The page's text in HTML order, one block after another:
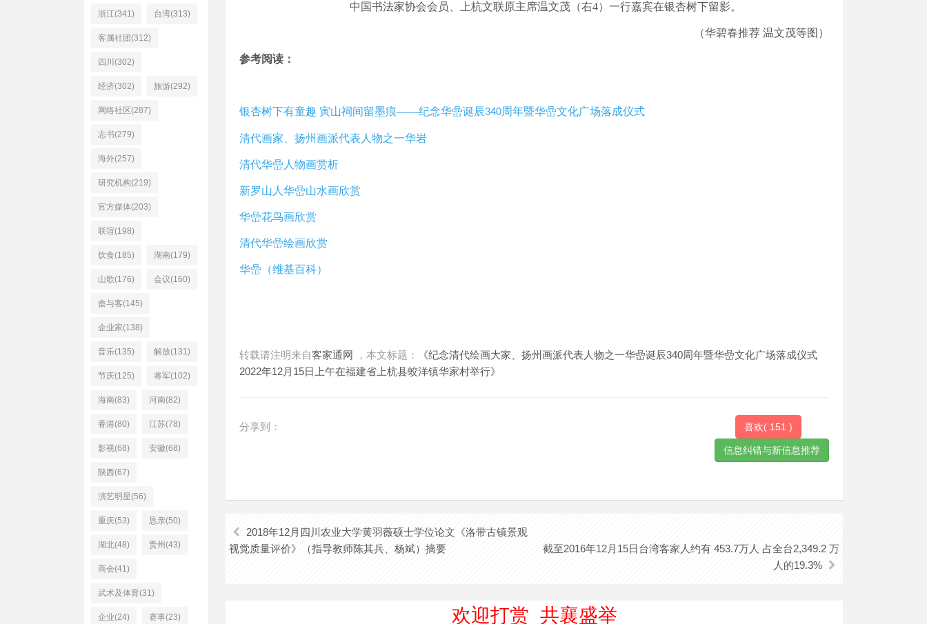
浙江(341) 台湾(313)
客属社团(312)
四川(302)
经济(302) 旅游(292)
网络社区(287)
志书(279)
海外(257)
研究机构(219)
官方媒体(203)
联谊(198)
饮食(185) 湖南(179)
山歌(176) 会议(160)
畲与客(145)
企业家(138)
音乐(135) 解放(131)
节庆(125) 将军(102)
海南(83) 河南(82)
香港(80) 江苏(78)
影视(68) 安徽(68)
陕西(67)
演艺明星(56)
重庆(53) 恳亲(50)
湖北(48) 贵州(43)
商会(41)
武术及体育(31)
企业(24) 赛事(23)
中国书法家协会会员、上杭文联原主席温文茂（右4）一行嘉宾在银杏树下留影。
（华碧春推荐 温文茂等图）
参考阅读：
银杏树下有童趣 寅山祠间留墨痕——纪念华嵒诞辰340周年暨华嵒文化广场落成仪式
清代画家、扬州画派代表人物之一华岩
清代华嵒人物画赏析
新罗山人华嵒山水画欣赏
华嵒花鸟画欣赏
清代华嵒绘画欣赏
华嵒（维基百科）
转载请注明来自客家通网 ，本文标题：
《纪念清代绘画大家、扬州画派代表人物之一华嵒诞辰340周年暨华嵒文化广场落成仪式
2022年12月15日上午在福建省上杭县蛟洋镇华家村举行》
喜欢( 151 )
分享到：
2018年12月四川农业大学黄羽薇硕士学位论文《洛带古镇景观
视觉质量评价》（指导教师陈其兵、杨斌）摘要
截至2016年12月15日台湾客家人约有 453.7万人 占全台2,349.2 万
人的19.3%
欢迎打赏 共襄盛举